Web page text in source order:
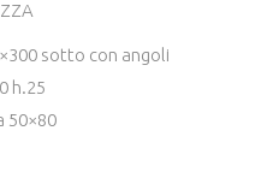
sotto con angoli
h.25
50×80